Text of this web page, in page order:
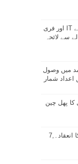
گلگت بلتستان میں ٹیلی کام کے ذریعے IT اور فری
سے لائحہ
میں وصول
شمار
کا پھل چین
قراقرم یونیورسٹی میں یوم حسین کا انعقاد۔,7